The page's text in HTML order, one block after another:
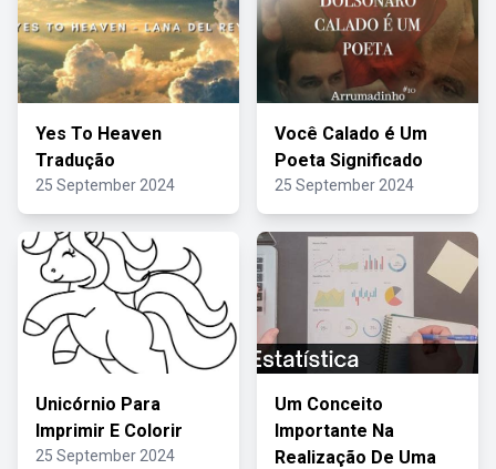
Yes To Heaven
Tradução
25 September 2024
Você Calado é Um
Poeta Significado
25 September 2024
Unicórnio Para
Imprimir E Colorir
25 September 2024
Um Conceito
Importante Na
Realização De Uma